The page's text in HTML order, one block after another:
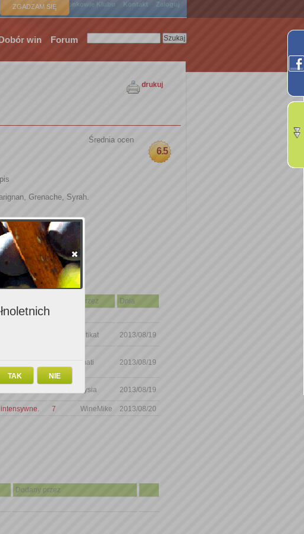
ZGADZAM SIĘ
Strona główna Członkowie Klubu Kontakt Zaloguj
win Forum
drukuj
Średnia ocen
6.5
Grenache, Syrah.
Przez Dnia
Nos
kitikat 2013/08/19
mati 2013/08/19
wanilii. W
Tysia 2013/08/19
7 WineMike 2013/08/20
Dodany przez
NIE
TAK